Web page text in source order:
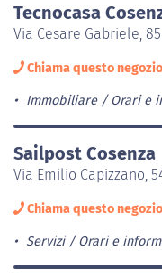
Tecnocasa
Via Cesare Gabriele,
Chiama questo negozio
Immobiliare Orari e
Sailpost Cosenza
Via Emilio Capizzano,
Chiama questo negozio
Servizi Orari e